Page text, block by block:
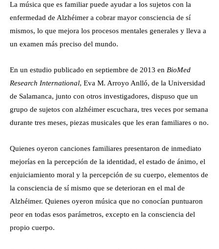
La música que es familiar puede ayudar a los sujetos con la
enfermedad de Alzhéimer a cobrar mayor consciencia de sí
mismos, lo que mejora los procesos mentales generales y lleva a
un examen más preciso del mundo.
En un estudio publicado en septiembre de 2013 en BioMed
Research International, Eva M. Arroyo Anlló, de la Universidad
de Salamanca, junto con otros investigadores, dispuso que un
grupo de sujetos con alzhéimer escuchara, tres veces por semana
durante tres meses, piezas musicales que les eran familiares o no.
Quienes oyeron canciones familiares presentaron de inmediato
mejorías en la percepción de la identidad, el estado de ánimo, el
enjuiciamiento moral y la percepción de su cuerpo, elementos de
la consciencia de sí mismo que se deterioran en el mal de
Alzhéimer. Quienes oyeron música que no conocían puntuaron
peor en todas esos parámetros, excepto en la consciencia del
propio cuerpo.